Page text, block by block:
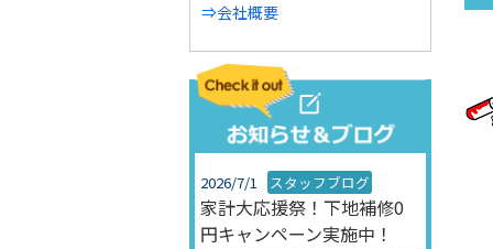
⇒会社概要
2026/7/1 スタッフブログ
家計大応援祭！下地補修0
円キャンペーン実施中！